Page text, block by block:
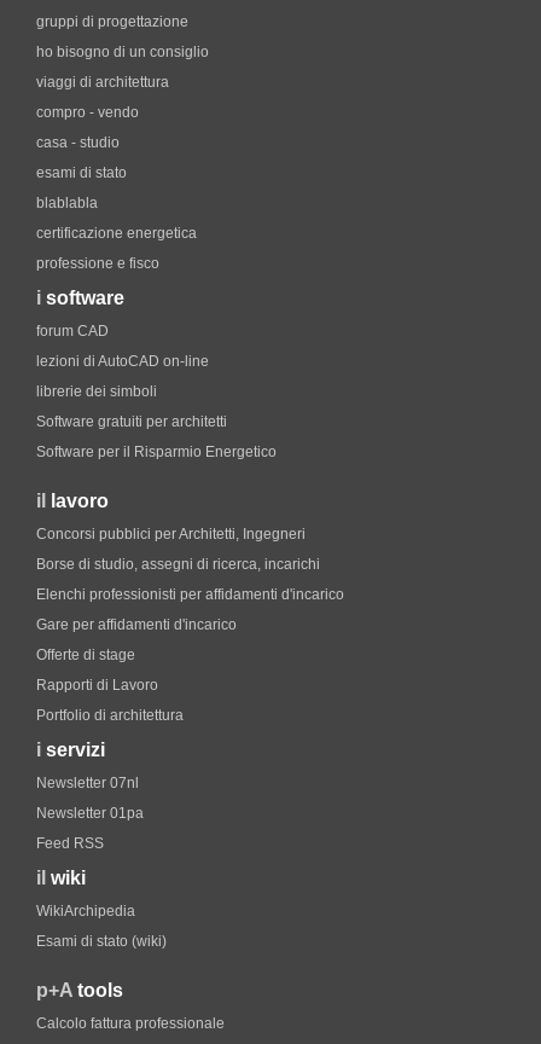
gruppi di progettazione
ho bisogno di un consiglio
viaggi di architettura
compro - vendo
casa - studio
esami di stato
blablabla
certificazione energetica
professione e fisco
i software
forum CAD
lezioni di AutoCAD on-line
librerie dei simboli
Software gratuiti per architetti
Software per il Risparmio Energetico
il lavoro
Concorsi pubblici per Architetti, Ingegneri
Borse di studio, assegni di ricerca, incarichi
Elenchi professionisti per affidamenti d'incarico
Gare per affidamenti d'incarico
Offerte di stage
Rapporti di Lavoro
Portfolio di architettura
i servizi
Newsletter 07nl
Newsletter 01pa
Feed RSS
il wiki
WikiArchipedia
Esami di stato (wiki)
p+A tools
Calcolo fattura professionale